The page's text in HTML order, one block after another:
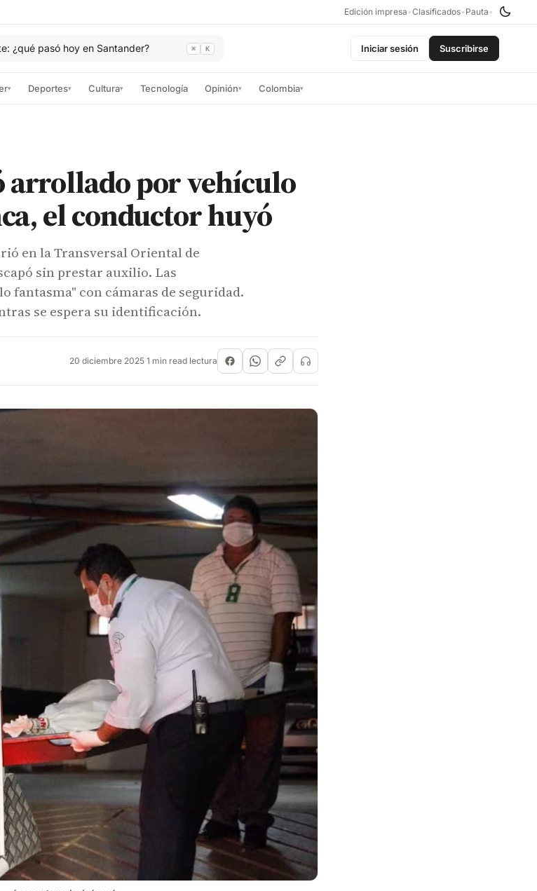
Edición impresa •Clasificados• Pauta •
¿qué pasó hoy en Santander? ⌘ K Iniciar sesión Suscribirse
▾ Deportes▾ Cultura▾ Tecnología Opinión▾ Colombia▾
por vehículo
el conductor huyó
en la Transversal Oriental de
sin prestar auxilio. Las
fantasma" con cámaras de seguridad.
se espera su identificación.
20 diciembre 2025·1 min read lectura